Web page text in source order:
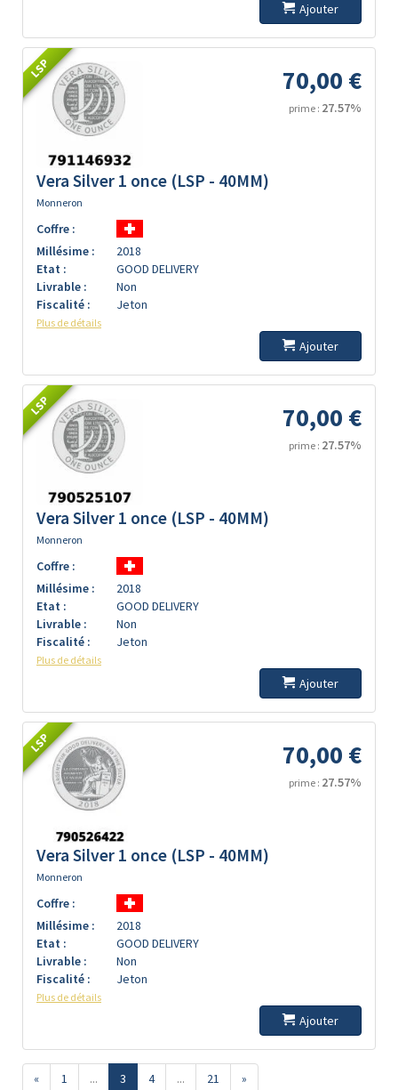
Ajouter
LSP 70,00 €
prime : 27.57%
Vera Silver 1 once (LSP - 40MM)
Monneron
Coffre :
Millésime :
2018
Etat :
GOOD DELIVERY
Livrable :
Non
Fiscalité :
Jeton
Plus de détails
Ajouter
LSP 70,00 €
prime : 27.57%
Vera Silver 1 once (LSP - 40MM)
Monneron
Coffre :
Millésime :
2018
Etat :
GOOD DELIVERY
Livrable :
Non
Fiscalité :
Jeton
Plus de détails
Ajouter
LSP 70,00 €
prime : 27.57%
Vera Silver 1 once (LSP - 40MM)
Monneron
Coffre :
Millésime :
2018
Etat :
GOOD DELIVERY
Livrable :
Non
Fiscalité :
Jeton
Plus de détails
Ajouter
« 1 ... 3 4 ... 21 »